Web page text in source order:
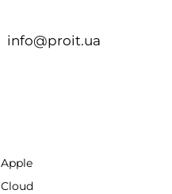
info@proit.ua
Apple
Cloud